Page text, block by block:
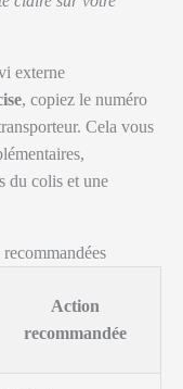
externe
, copiez le numéro
Cela vous
du colis et une
Action
recommandée